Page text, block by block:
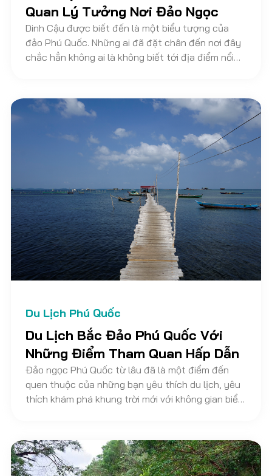
Quan Lý Tưởng Nơi Đảo Ngọc
Dinh Cậu được biết đến là một biểu tượng của
đảo Phú Quốc. Những ai đã đặt chân đến nơi đây
chắc hẳn không ai là không biết tới địa điểm nổi
thiêng bậc nhất. Đây được xem là địa điểm tham
quan đầy hứa hẹn trong chuyến đi du lịch sắp tới
của bạn khi đến Đảo Ngọc. Hãy cùng Vietnam
Discovery Travel tìm hiểu về Dinh Cậu nhé!
Du Lịch Phú Quốc
Du Lịch Bắc Đảo Phú Quốc Với
Những Điểm Tham Quan Hấp Dẫn
Đảo ngọc Phú Quốc từ lâu đã là một điểm đến
quen thuộc của những bạn yêu thích du lịch, yêu
thích khám phá khung trời mới với không gian biển
tham quan thú vị cuốn hút sự hiếu kỳ, muốn tìm
hiểu của rất nhiều khách du lịch gần xa